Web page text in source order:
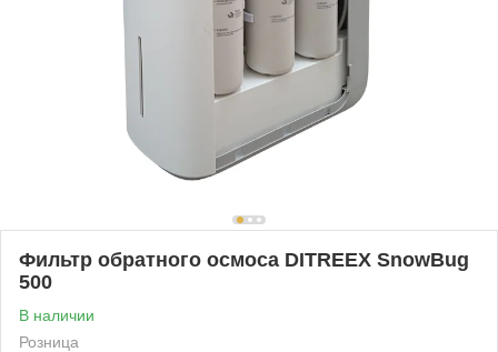
Фильтр обратного осмоса DITREEX SnowBug
500
В наличии
Розница